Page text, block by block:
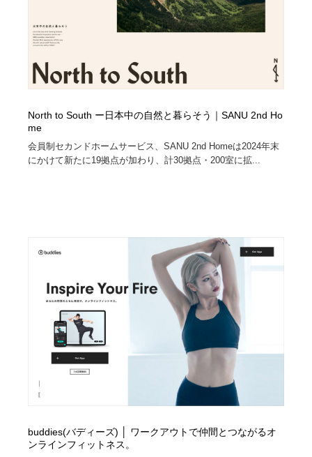
North to South ー日本中の自然と暮らそう｜SANU 2nd Ho
me
会員制セカンドホームサービス、SANU 2nd Homeは2024年末
にかけて新たに19拠点が加わり、計30拠点・200室に拡...
buddies(バディーズ) │ ワークアウトで仲間とつながるオ
ンラインフィットネス。